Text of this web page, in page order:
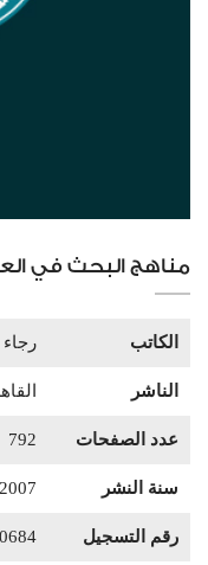
مناهج البحث في
الكاتب
الناشر
عدد الصفحات 792
سنة النشر 2007
رقم التسجيل